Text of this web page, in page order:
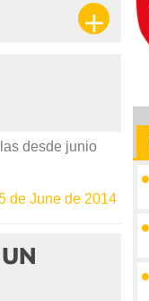
desde junio
de June de 2014